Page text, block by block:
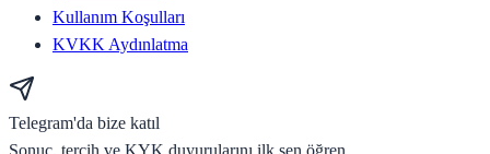
Kullanım Koşulları
KVKK Aydınlatma
Telegram'da bize katıl
Sonuç, tercih ve KYK duyurularını ilk sen öğren